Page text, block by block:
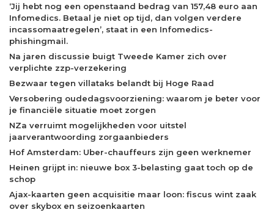
‘Jij hebt nog een openstaand bedrag van 157,48 euro aan
Infomedics. Betaal je niet op tijd, dan volgen verdere
incassomaatregelen’, staat in een Infomedics-
phishingmail.
Na jaren discussie buigt Tweede Kamer zich over
verplichte zzp-verzekering
Bezwaar tegen villataks belandt bij Hoge Raad
Versobering oudedagsvoorziening: waarom je beter voor
je financiële situatie moet zorgen
NZa verruimt mogelijkheden voor uitstel
jaarverantwoording zorgaanbieders
Hof Amsterdam: Uber-chauffeurs zijn geen werknemer
Heinen grijpt in: nieuwe box 3-belasting gaat toch op de
schop
Ajax-kaarten geen acquisitie maar loon: fiscus wint zaak
over skybox en seizoenkaarten